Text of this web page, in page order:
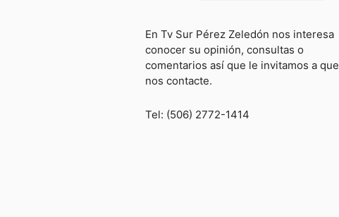
En Tv Sur Pérez Zeledón nos interesa
conocer su opinión, consultas o
comentarios así que le invitamos a que
nos contacte.
Tel: (506) 2772-1414